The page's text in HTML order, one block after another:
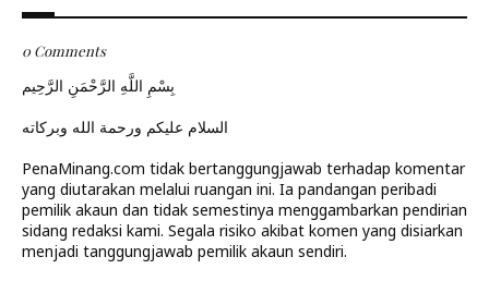
0 Comments
بِسْمِ اللَّهِ الرَّحْمَنِ الرَّحِيم
السلام عليكم ورحمة الله وبركاته
PenaMinang.com tidak bertanggungjawab terhadap komentar
yang diutarakan melalui ruangan ini. Ia pandangan peribadi
pemilik akaun dan tidak semestinya menggambarkan pendirian
sidang redaksi kami. Segala risiko akibat komen yang disiarkan
menjadi tanggungjawab pemilik akaun sendiri.